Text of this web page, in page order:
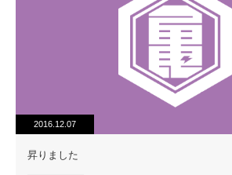
2016.12.07
昇りました